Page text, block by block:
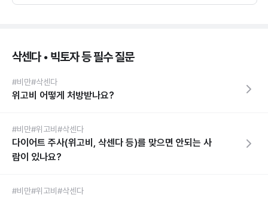
삭센다 • 빅토자 등 필수 질문
#비만#삭센다
위고비 어떻게 처방받나요?
#비만#위고비 #삭센다
다이어트 주사(위고비, 삭센다 등)를 맞으면 안되는 사
람이 있나요?
#비만#위고비 #삭센다